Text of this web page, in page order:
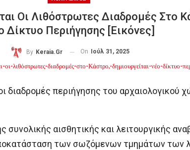
Οι Λιθόστρωτες Διαδρομές Στο
Δίκτυο Περιήγησης [εικόνες]
By Keraia.gr On Ιούλ 31, 2025
διαδρομές περιήγησης του
συνολικής αισθητικής και λειτουργικής
των σωζόμενων τμημάτων των